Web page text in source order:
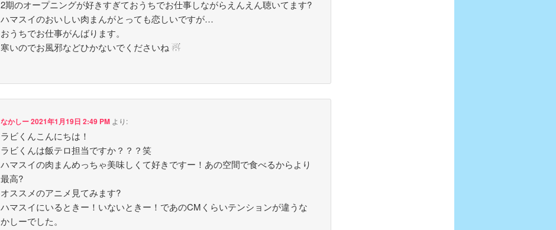
2期のオープニングが好きすぎておうちでお仕事しながらえんえん聴いてます?
ハマスイのおいしい肉まんがとっても恋しいですが…
おうちでお仕事がんばります。
寒いのでお風邪などひかないでくださいね ☃
なかしー2021年1月19日 2:49 PM より:
ラビくんこんにちは！
ラビくんは飯テロ担当ですか？？？笑
ハマスイの肉まんめっちゃ美味しくて好きですー！あの空間で食べるからより
最高?
オススメのアニメ見てみます?
ハマスイにいるときー！いないときー！であのCMくらいテンションが違うな
かしーでした。